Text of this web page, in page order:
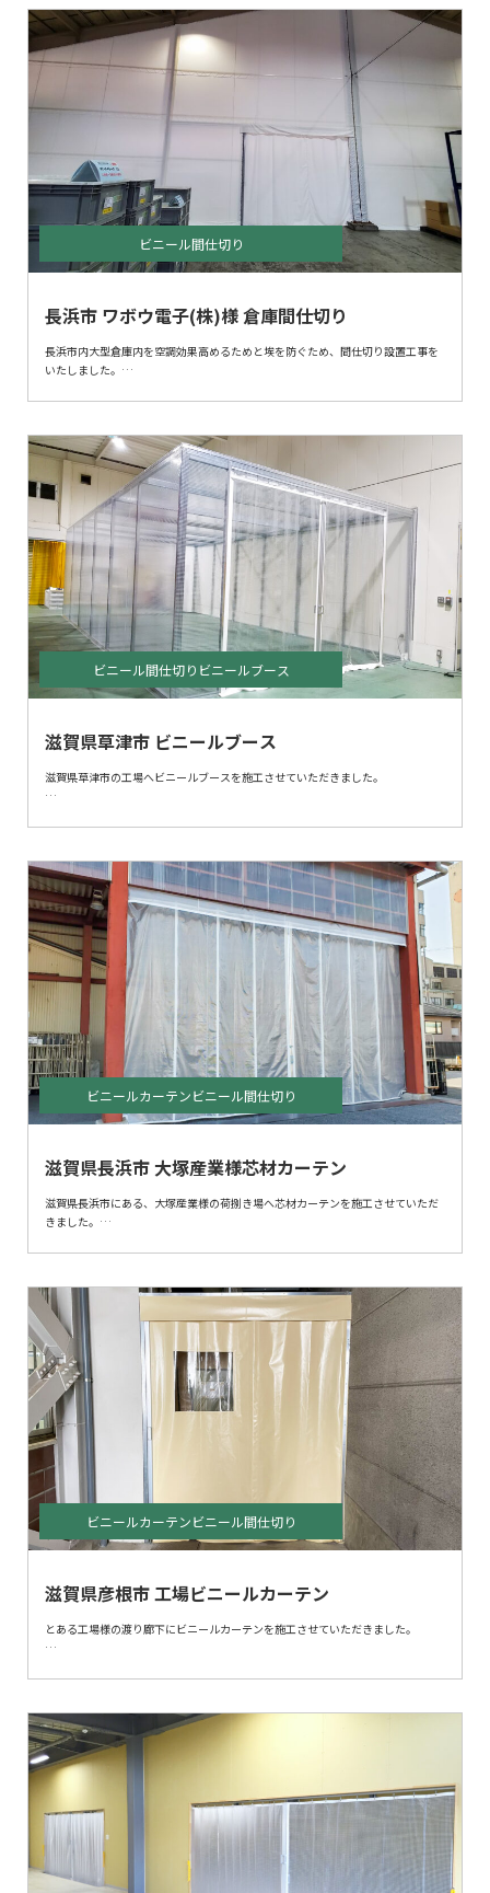
工具不要で誰でも簡単に簡易ビニールブースが設置出来ます。
また、移動が簡単にでき気軽に工場のレイアウトを変更したり、折りたためば持
ち運びも可能なため別の場所での使用も可能です。
夏場の暑い日はスポットクーラーを使用すればブース内を冷やすことができ、
冬場はヒータを入れればブース内を温めることができます。
※こちらの商品は屋内用です。
長浜市 ワボウ電子(株)様 倉庫間仕切り
長浜市内大型倉庫内を空調効果高めるためと埃を防ぐため、間仕切り設置工事を
いたしました。
屋内で風の影響の無いところは、ワイヤーを利用するのもコスト低減効果が大き
ビニール間仕切り
滋賀県草津市 ビニールブース
滋賀県草津市の工場へビニールブースを施工させていただきました。
させていただきました。
す。
ビニールブースは短工期な為、業務にも影響少なく設置可能です。
ビニール間仕切りビニールブース
滋賀県長浜市 大塚産業様芯材カーテン
滋賀県長浜市にある、大塚産業様の荷捌き場へ芯材カーテンを施工させていただ
きました。
通常カーテンを屋外で使用する際は、風にあおられてしまし使用しにくいです
芯材カーテンにすることにより、屋外でもカーテンが使用出来、商品や車などを
雨や雪から守ることが出来ます。
今回、開口高さが4m以上あった為、
レールにはトラックレールを使用しポールも強度を考えスチールのものにて施工
させていただきました。
芯材カーテンは扉やシャッターと比べ、安価にて取付が出来、開口部に大きく取
ることが可能です。
ビニールカーテンビニール間仕切り
滋賀県彦根市 工場ビニールカーテン
とある工場様の渡り廊下にビニールカーテンを施工させていただきました。
更にもう一枚ビニールカーテンで間仕切りさせていただきました。
ビニールカーテンビニール間仕切り